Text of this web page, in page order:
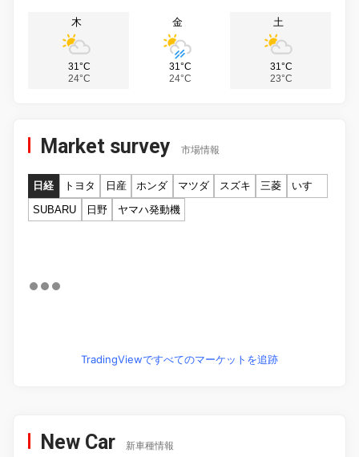
木
31°C
24°C
金
31°C
24°C
土
31°C
23°C
Market survey 市場情報
日経 トヨタ 日産 ホンダ マツダ スズキ 三菱
いすゞ
SUBARU
日野 ヤマハ発動機
TradingViewですべてのマーケットを追跡
New Car 新車種情報